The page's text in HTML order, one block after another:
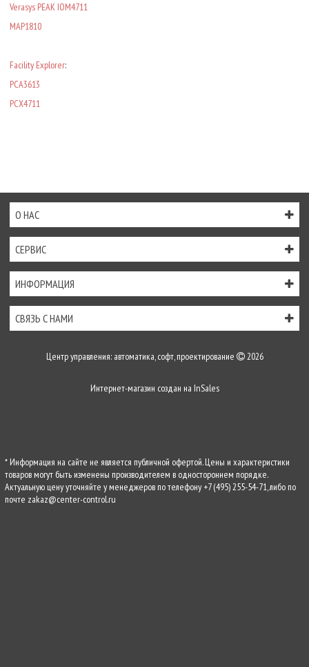
Verasys PEAK IOM4711
MAP1810
Facility Explorer:
PCA3613
PCX4711
О НАС
СЕРВИС
ИНФОРМАЦИЯ
СВЯЗЬ С НАМИ
Центр управления: автоматика, софт, проектирование 2026
Интернет-магазин создан на InSales
* Информация на сайте не является публичной офертой. Цены и характеристики
товаров могут быть изменены производителем в одностороннем порядке.
Актуальную цену уточняйте у менеджеров по телефону +7 (495) 255-54-71, либо по
почте zakaz@center-control.ru